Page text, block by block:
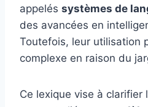
appelés systèmes de
des avancées en
Toutefois, leur utilisation
complexe en raison du
Ce lexique vise à clarifier